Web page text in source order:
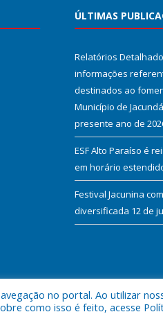
ÚLTIMAS
Relatórios
informações
destinados ao
Município de
presente ano de
ESF Alto Paraíso é
em horário
Festival Jacunina
diversificada 12 de
de Jacundá.
no portal. Ao utilizar
como isso é feito, acesse